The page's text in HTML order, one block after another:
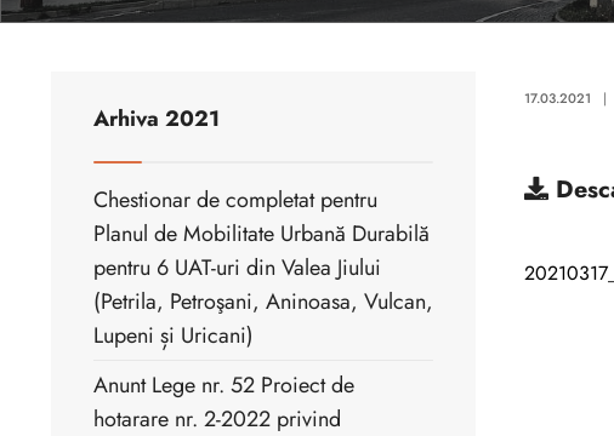
17.03.2021 |
Arhiva 2021
Chestionar de completat pentru
Planul de Mobilitate Urbană Durabilă
pentru 6 UAT-uri din Valea Jiului
(Petrila, Petroşani, Aninoasa, Vulcan,
Lupeni și Uricani)
Anunt Lege nr. 52 Proiect de
hotarare nr. 2-2022 privind